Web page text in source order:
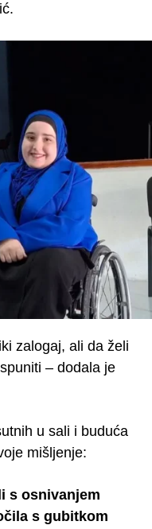
zalogaj, ali da želi
– dodala je
u sali i buduća
mišljenje:
s osnivanjem
s gubitkom